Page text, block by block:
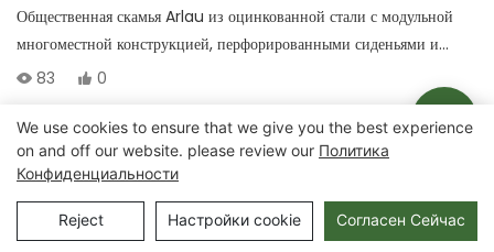
Общественная скамья Arlau из оцинкованной стали с модульной
многоместной конструкцией, перфорированными сиденьями и
атмосферостойким покрытием, предназначенная для аэропортов и
83 0
Авторские права © 2025 Chongqing Arlau Civic Equipment
Manufacturing Co., Ltd. | Карта сайта
We use cookies to ensure that we give you the best experience
on and off our website. please review our Политика
Конфиденциальности
Reject Настройки cookie Согласен Сейчас